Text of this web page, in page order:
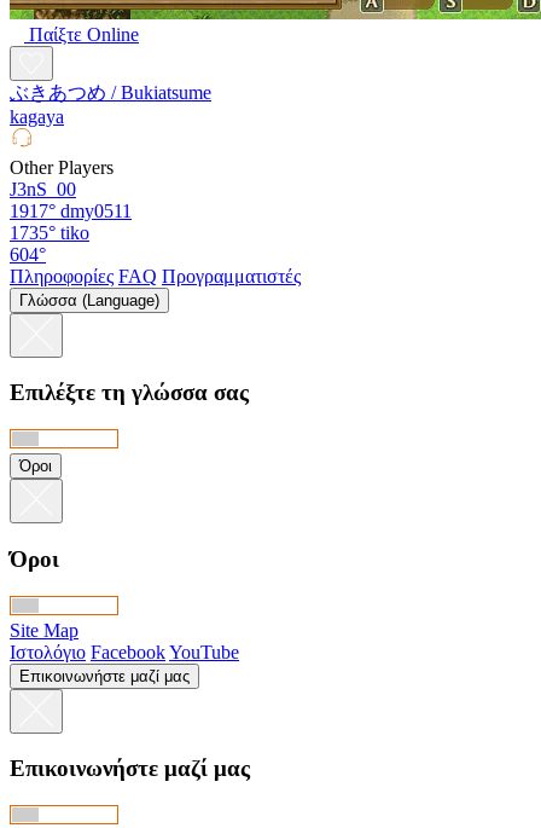
Παίξτε Online
ぶきあつめ / Bukiatsume
kagaya
Other Players
J3nS_00
1917° dmy0511
1735° tiko
604°
Πληροφορίες FAQ Προγραμματιστές
Γλώσσα (Language)
Επιλέξτε τη γλώσσα σας
Όροι
Όροι
Site Map
Ιστολόγιο FacebookYouTube
Επικοινωνήστε μαζί μας
Επικοινωνήστε μαζί μας